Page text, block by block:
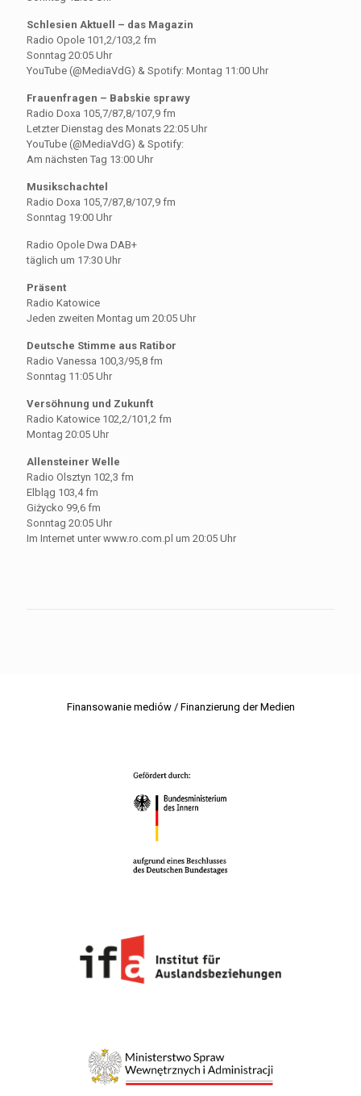
Schlesien Aktuell – das Magazin
Radio Opole 101,2/103,2 fm
Sonntag 20:05 Uhr
YouTube (@MediaVdG) & Spotify: Montag 11:00 Uhr
Frauenfragen – Babskie sprawy
Radio Doxa 105,7/87,8/107,9 fm
Letzter Dienstag des Monats 22:05 Uhr
YouTube (@MediaVdG) & Spotify:
Am nächsten Tag 13:00 Uhr
Musikschachtel
Radio Doxa 105,7/87,8/107,9 fm
Sonntag 19:00 Uhr
Radio Opole Dwa DAB+
täglich um 17:30 Uhr
Präsent
Radio Katowice
Jeden zweiten Montag um 20:05 Uhr
Deutsche Stimme aus Ratibor
Radio Vanessa 100,3/95,8 fm
Sonntag 11:05 Uhr
Versöhnung und Zukunft
Radio Katowice 102,2/101,2 fm
Montag 20:05 Uhr
Allensteiner Welle
Radio Olsztyn 102,3 fm
Elbląg 103,4 fm
Giżycko 99,6 fm
Sonntag 20:05 Uhr
Im Internet unter www.ro.com.pl um 20:05 Uhr
Finansowanie mediów / Finanzierung der Medien